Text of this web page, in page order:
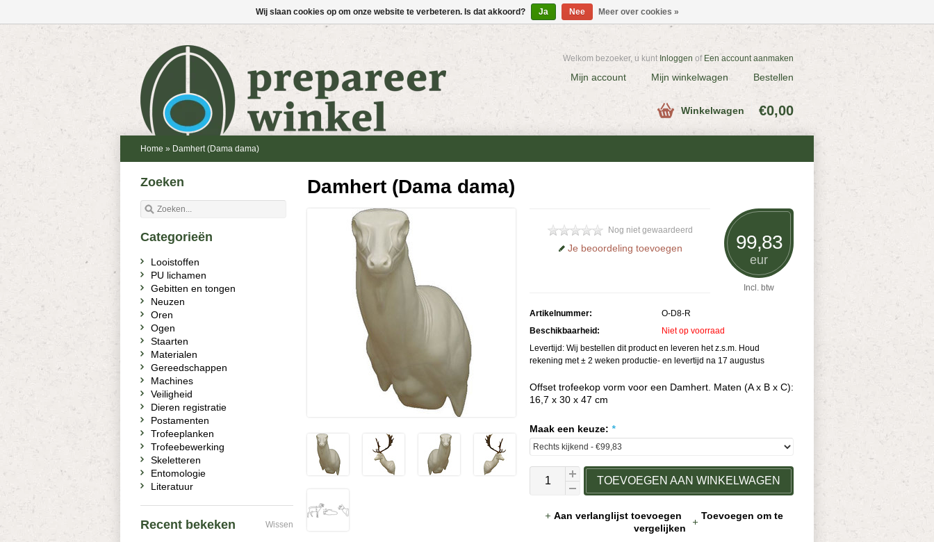
Welkom bezoeker, u kunt Inloggen of Een account aanmaken
Mijn account Mijn winkelwagen Bestellen
Winkelwagen €0,00
Home » Damhert (Dama dama)
Damhert (Dama dama)
99,83
eur
Incl. btw
Nog niet gewaardeerd
Je beoordeling toevoegen
Artikelnummer:
O-D8-R
Beschikbaarheid:
Niet op voorraad
Levertijd: Wij bestellen dit product en leveren het z.s.m. Houd
rekening met ± 2 weken productie- en levertijd na 17 augustus
Offset trofeekop vorm voor een Damhert. Maten (A x B x C):
16,7 x 30 x 47 cm
Maak een keuze: *
TOEVOEGEN AAN WINKELWAGEN
Aan verlanglijst toevoegen
Toevoegen om te
vergelijken
Zoeken
Categorieën
Looistoffen
PU lichamen
Gebitten en tongen
Neuzen
Oren
Ogen
Staarten
Materialen
Gereedschappen
Machines
Veiligheid
Dieren registratie
Postamenten
Trofeeplanken
Trofeebewerking
Skeletteren
Entomologie
Literatuur
Recent bekeken Wissen
Wij slaan cookies op om onze website te verbeteren. Is dat akkoord? Ja Nee Meer over cookies »